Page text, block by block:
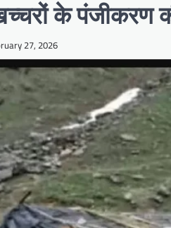
के पंजीकरण
27, 2026